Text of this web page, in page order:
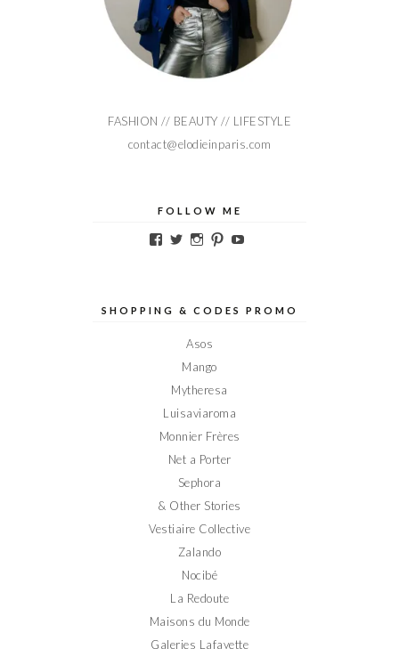
FASHION // BEAUTY // LIFESTYLE
contact@elodieinparis.com
FOLLOW ME
Voir
sur
Voir
sur
Voir
sur
Voir
sur sur
SHOPPING & CODES PROMO
Asos
Mango
Mytheresa
Luisaviaroma
Monnier Frères
Net a Porter
Sephora
& Other Stories
Vestiaire Collective
Zalando
Nocibé
La Redoute
Maisons du Monde
Galeries Lafayette